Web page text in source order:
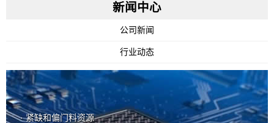
新闻中心
公司新闻
行业动态
· 紧缺和偏门料资源